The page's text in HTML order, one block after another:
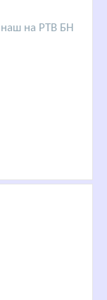
на РТВ БН